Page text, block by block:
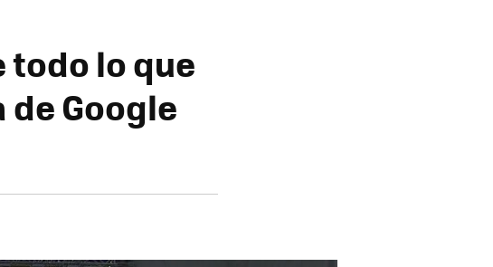
todo lo que
Google